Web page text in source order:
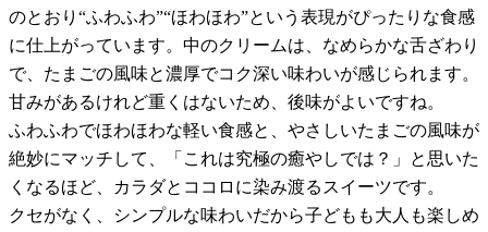
のとおり“ふわふわ”“ほわほわ”という表現がぴったりな食感
に仕上がっています。中のクリームは、なめらかな舌ざわり
で、たまごの風味と濃厚でコク深い味わいが感じられます。
甘みがあるけれど重くはないため、後味がよいですね。
ふわふわでほわほわな軽い食感と、やさしいたまごの風味が
絶妙にマッチして、「これは究極の癒やしでは？」と思いた
くなるほど、カラダとココロに染み渡るスイーツです。
クセがなく、シンプルな味わいだから子どもも大人も楽しめ